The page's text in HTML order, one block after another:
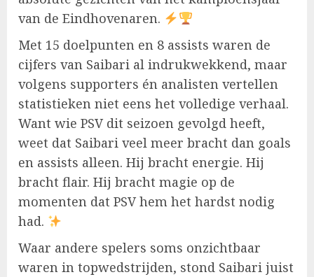
van de Eindhovenaren.
Met 15 doelpunten en 8 assists waren de
cijfers van Saibari al indrukwekkend, maar
volgens supporters én analisten vertellen
statistieken niet eens het volledige verhaal.
Want wie PSV dit seizoen gevolgd heeft,
weet dat Saibari veel meer bracht dan goals
en assists alleen. Hij bracht energie. Hij
bracht flair. Hij bracht magie op de
momenten dat PSV hem het hardst nodig
had.
Waar andere spelers soms onzichtbaar
waren in topwedstrijden, stond Saibari juist